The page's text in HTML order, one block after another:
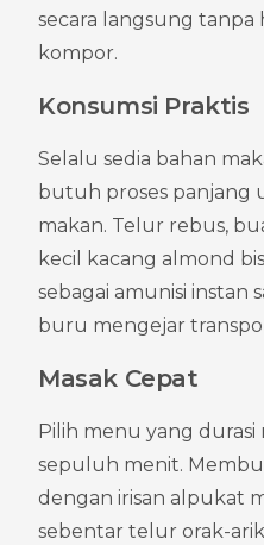
secara langsung tanpa
kompor.
Konsumsi Praktis
Selalu sedia bahan
butuh proses panjang
makan. Telur rebus,
kecil kacang almond
sebagai amunisi instan
buru mengejar
Masak Cepat
Pilih menu yang durasi
sepuluh menit.
dengan irisan alpukat
sebentar telur orak-